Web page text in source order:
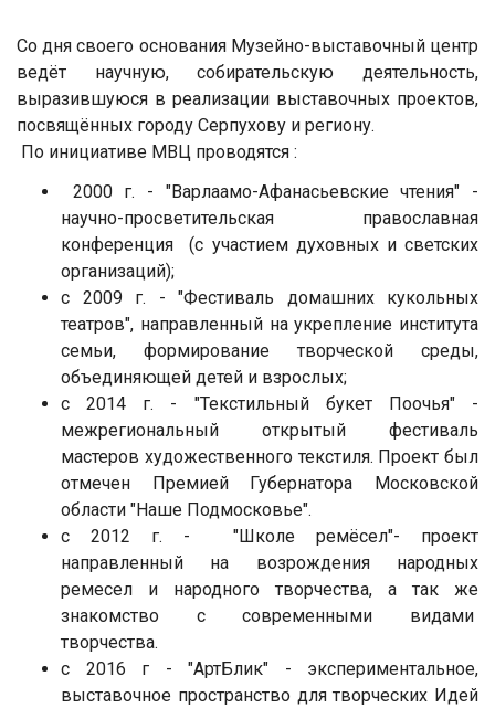
Со дня своего основания Музейно-выставочный центр
ведёт научную, собирательскую деятельность,
выразившуюся в реализации выставочных проектов,
посвящённых городу Серпухову и региону.
По инициативе МВЦ проводятся :
2000 г. - "Варлаамо-Афанасьевские чтения" -
научно-просветительская православная
конференция (с участием духовных и светских
организаций);
с 2009 г. - "Фестиваль домашних кукольных
театров", направленный на укрепление института
семьи, формирование творческой среды,
объединяющей детей и взрослых;
с 2014 г. - "Текстильный букет Поочья" -
межрегиональный открытый фестиваль
мастеров художественного текстиля. Проект был
отмечен Премией Губернатора Московской
области "Наше Подмосковье".
с 2012 г. - "Школе ремёсел"- проект
направленный на возрождения народных
ремесел и народного творчества, а так же
знакомство с современными видами
творчества.
с 2016 г - "АртБлик" - экспериментальное,
выставочное пространство для творческих Идей